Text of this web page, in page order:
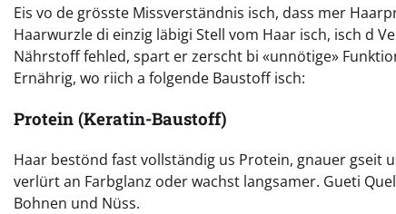
Eis vo de grösste Missverständnis isch, dass mer
Haarwurzle di einzig läbigi Stell vom Haar isch, isch d
Nährstoff fehled, spart er zerscht bi «unnötige»
Ernährig, wo riich a folgende Baustoff isch:
Protein (Keratin-Baustoff)
Haar bestönd fast vollständig us Protein, gnauer gseit
verlürt an Farbglanz oder wachst langsamer. Gueti
Bohnen und Nüss.